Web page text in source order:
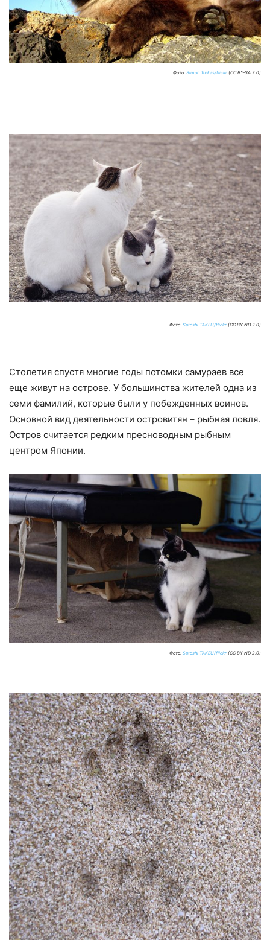
Фото: Simon Turkas/flickr (CC BY-SA 2.0)
Фото: Satoshi TAKEU/flickr (CC BY-ND 2.0)
Столетия спустя многие годы потомки самураев все
еще живут на острове. У большинства жителей одна из
семи фамилий, которые были у побежденных воинов.
Основной вид деятельности островитян – рыбная ловля.
Остров считается редким пресноводным рыбным
центром Японии.
Фото: Satoshi TAKEU/flickr (CC BY-ND 2.0)